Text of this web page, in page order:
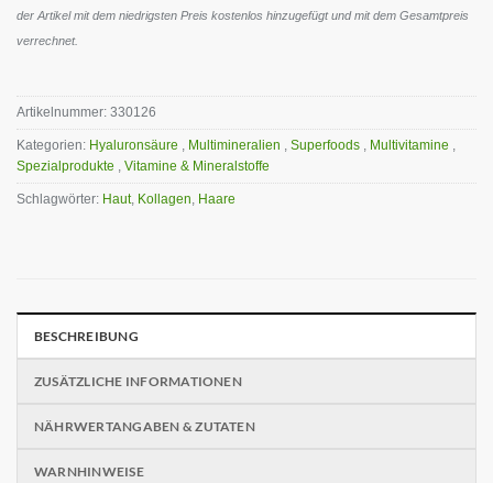
der Artikel mit dem niedrigsten Preis kostenlos hinzugefügt und mit dem Gesamtpreis
verrechnet.
Artikelnummer: 330126
Kategorien: Hyaluronsäure , Multimineralien , Superfoods , Multivitamine ,
Spezialprodukte , Vitamine & Mineralstoffe
Schlagwörter: Haut, Kollagen, Haare
BESCHREIBUNG
ZUSÄTZLICHE INFORMATIONEN
NÄHRWERTANGABEN & ZUTATEN
WARNHINWEISE